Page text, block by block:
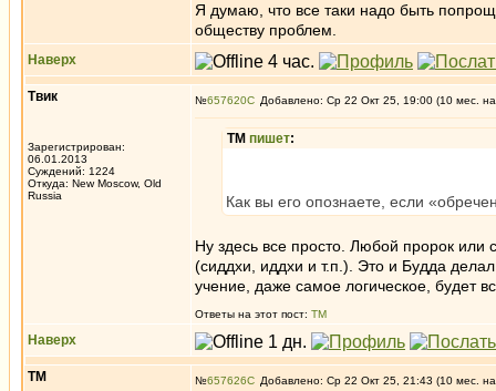
Я думаю, что все таки надо быть
обществу проблем.
Наверх
Твик
Зарегистрирован:
06.01.2013
Суждений: 1224
Откуда: New Moscow, Old
Russia
№657620 Добавлено: Ср 22 Окт 25, 19:00 (10 мес.
ТМ пишет:
Как вы его опознаете, если
Ну здесь все просто. Любой пророк или
(сиддхи, иддхи и т.п.). Это и Будда
учение, даже самое логическое, будет
Ответы на этот пост: ТМ
Наверх
ТМ №657626 Добавлено: Ср 22 Окт 25, 21:43 (10 мес.